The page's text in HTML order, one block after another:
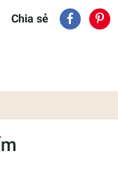
Chia sẻ